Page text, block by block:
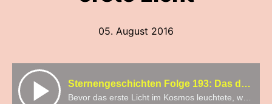
05. August 2016
Sternengeschichten Folge 193: Das dunkle Zeitalter des Universums und das erste Licht